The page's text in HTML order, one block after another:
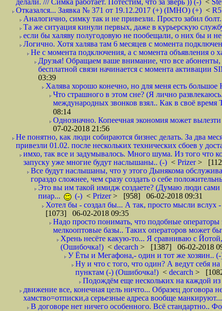
делали. /// Симка работает. Потестим, что за зверь )) (-) <
Отказался... Заявка № 371 от 19.12.2017 (+) (IMHO) (+) <
Аналогично, симку так и не привезли. Просто забил
Та же ситуация кинули первых, даже в курьерскую
если бы халяву полугодовую не пообещали, о них бы и
Логично. Хотя халява там 6 месяцев с момента
Не с момента подключения, а с момента объявления о
Друзья! Обращаем ваше внимание, что все
бесплатной связи начинается с момента
03:39
Халява хорошо конечно, но для меня есть
Что страшного в этом сне? (Я лично
международных звонков взял.. Как в своё
08:14
Однозначно. Копеечная экономия может
07-02-2018 21:56
Не понятно, как люди собираются бизнес делать. За два
привезли 01.02. после нескольких технических сбоев у
имхо, так все и задумывалось. Много шума. Из того что
запуску уже многие будут наслышаны.. (-) < Prizer>
Все будут наслышаны, что у этого Дынякома
гораздо сложнее, чем сразу создать о себе
Это вы им такой имидж создаете? (Думаю люди сами
пиар...
(-) < Prizer> [958] 06-02-2018 09:31
Хотел бы - создал бы... А так, просто мысли вслух
[1073] 06-02-2018 09:35
Надо просто понимать, что подобные
мелкооптовые базы.. Таких операторов может
Хрень несёте какую-то... Я сравниваю с
(Ошибочка!) < decarch > [1387] 06-02-2018
У Ёты и Мегафона,- один и тот же хозяин..
Ну и что с того, что один? А ведут себя
пунктам (-) (Ошибочка!) < decarch >
Подождём еще нескольких на каждой из
движение все, конечная цель ничто... Образец договора
хамство=отписки,а серьезные адреса вообще
В договоре нет ничего особенного. Всё стандартно..